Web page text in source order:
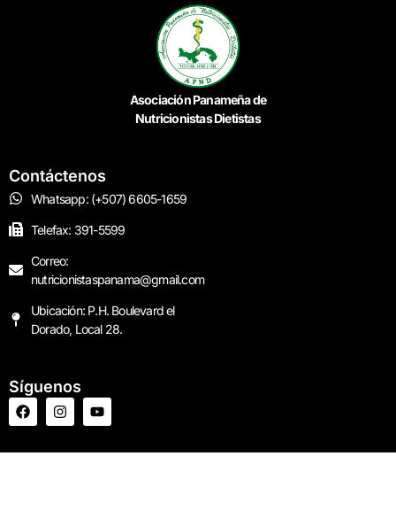
Asociación Panameña de
Nutricionistas Dietistas
Contáctenos
Whatsapp: (+507) 6605-1659
Telefax: 391-5599
Correo:
nutricionistaspanama@gmail.com
Ubicación: P.H. Boulevard el
Dorado, Local 28.
Síguenos